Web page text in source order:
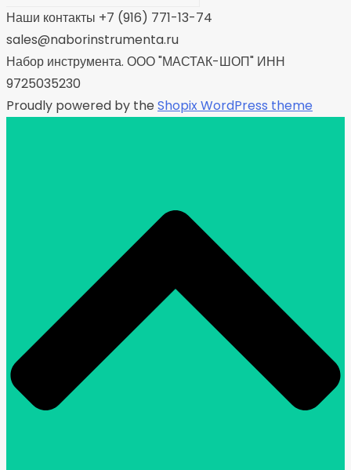
Наши контакты +7 (916) 771-13-74
sales@naborinstrumenta.ru
Набор инструмента. ООО "МАСТАК-ШОП" ИНН
9725035230
Proudly powered by the Shopix WordPress theme